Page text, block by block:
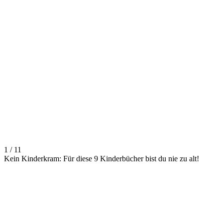
1 / 11
Kein Kinderkram: Für diese 9 Kinderbücher bist du nie zu alt!